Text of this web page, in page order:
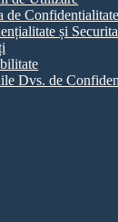
de Confidentialitate
și
Dvs. de